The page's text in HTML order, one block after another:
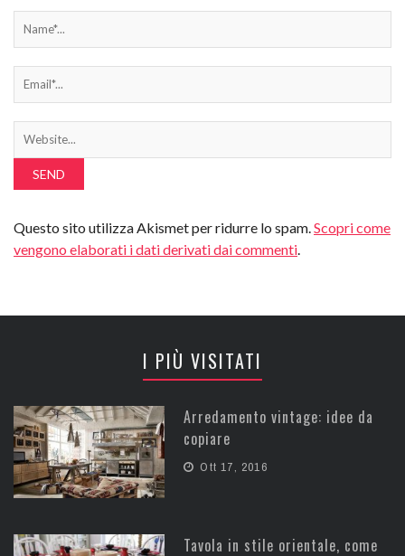
Questo sito utilizza Akismet per ridurre lo spam.Scopri come
vengono elaborati i dati derivati dai commenti.
I PIÙ VISITATI
Arredamento vintage: idee da
copiare
Ott 17, 2016
Tavola in stile orientale, come